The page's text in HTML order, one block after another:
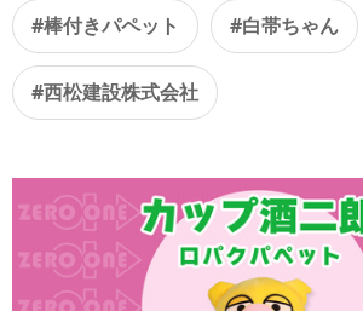
#棒付きパペット #白帯ちゃん
#西松建設株式会社